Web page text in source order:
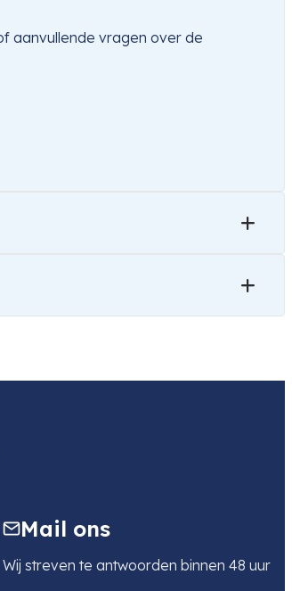
aanvullende vragen over de
Mail ons
Wij streven te antwoorden binnen 48 uur